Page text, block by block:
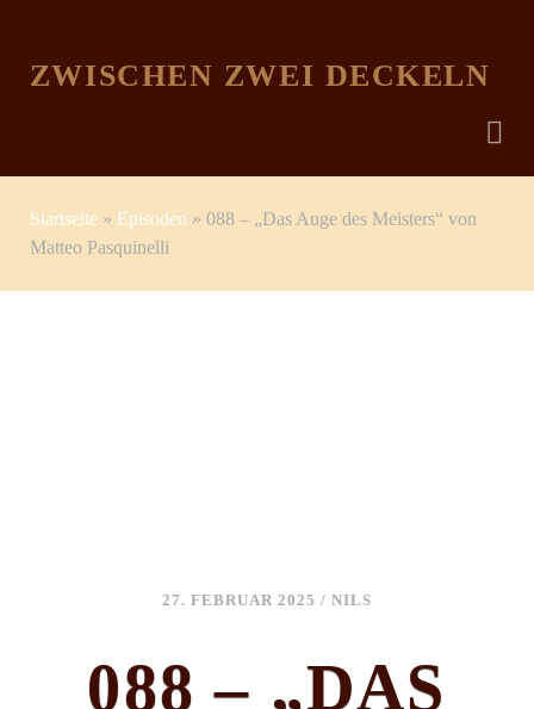
ZWISCHEN ZWEI DECKELN
Startseite» Episoden » 088 – „Das Auge des Meisters“ von
Matteo Pasquinelli
27. FEBRUAR 2025 /NILS
088 – „DAS